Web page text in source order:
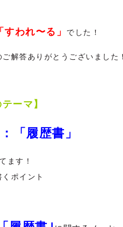
「すわれ〜る」 でした！
ご解答ありがとうございました
ーマ】
「履歴書」
ます！
くポイント